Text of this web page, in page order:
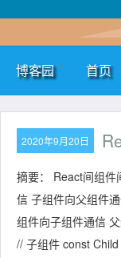
博客园 首页
2020年9月20日
摘要： React间组件
信 子组件向父组件
组件向子组件通信
// 子组件 const